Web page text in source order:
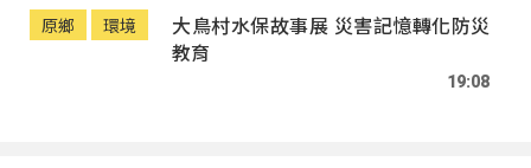
原鄉 環境
大鳥村水保故事展 災害記憶轉化防災
教育
19:08